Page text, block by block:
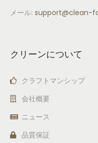
メール: support@clean-
クリーンについて
クラフトマンシップ
会社概要
ニュース
品質保証